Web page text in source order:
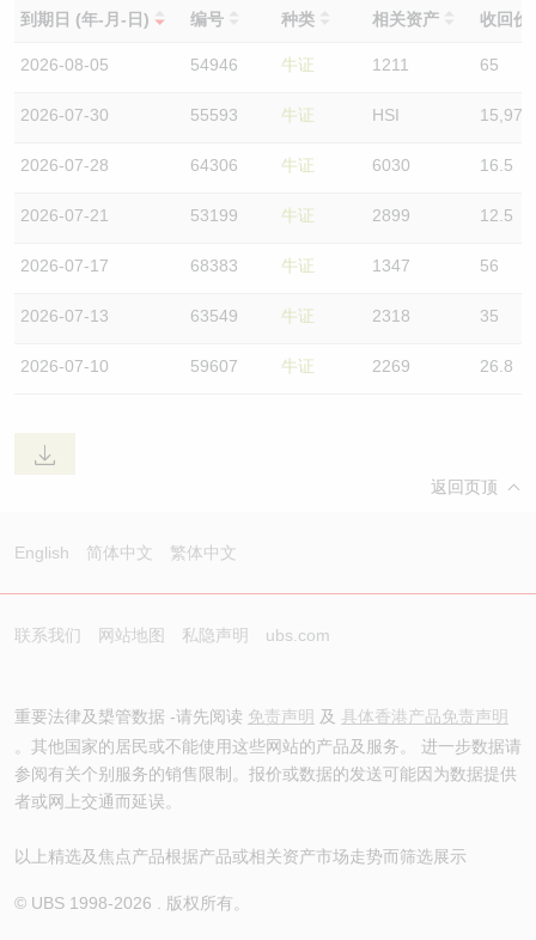
到期日 (年-月-日) 编号 种类 相关资产 收回价
2026-08-05 54946 牛证 1211 65
2026-07-30 55593 牛证 HSI 15,978
2026-07-28 64306 牛证 6030 16.5
2026-07-21 53199 牛证 2899 12.5
2026-07-17 68383 牛证 1347 56
2026-07-13 63549 牛证 2318 35
2026-07-10 59607 牛证 2269 26.8
返回页顶
English 简体中文 繁体中文
联系我们 网站地图 私隐声明 ubs.com
重要法律及槼管数据 -请先阅读 免责声明 及 具体香港产品免责声明
。其他国家的居民或不能使用这些网站的产品及服务。 进一步数据请
参阅有关个别服务的销售限制。报价或数据的发送可能因为数据提供
者或网上交通而延误。
以上精选及焦点产品根据产品或相关资产市场走势而筛选展示
© UBS 1998-2026 . 版权所有。
认股证文件及公告 (瑞信)
牛熊证速算机
即市板块表现